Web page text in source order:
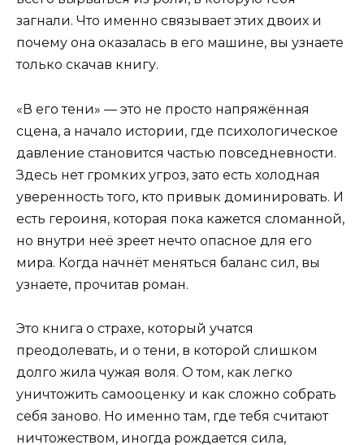
загнали. Что именно связывает этих двоих и
почему она оказалась в его машине, вы узнаете
только скачав книгу.
«В его тени» — это не просто напряжённая
сцена, а начало истории, где психологическое
давление становится частью повседневности.
Здесь нет громких угроз, зато есть холодная
уверенность того, кто привык доминировать. И
есть героиня, которая пока кажется сломанной,
но внутри неё зреет нечто опасное для его
мира. Когда начнёт меняться баланс сил, вы
узнаете, прочитав роман.
Это книга о страхе, который учатся
преодолевать, и о тени, в которой слишком
долго жила чужая воля. О том, как легко
уничтожить самооценку и как сложно собрать
себя заново. Но именно там, где тебя считают
ничтожеством, иногда рождается сила,